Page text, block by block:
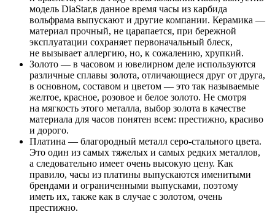
модель DiaStar,в данное время часы из карбида
вольфрама выпускают и другие компании. Керамика —
материал прочный, не царапается, при бережной
эксплуатации сохраняет первоначальный блеск,
не вызывает аллергию, но, к сожалению, хрупкий.
Золото — в часовом и ювелирном деле используются
различные сплавы золота, отличающиеся друг от друга,
в основном, составом и цветом — это так называемые
желтое, красное, розовое и белое золото. Не смотря
на мягкость этого металла, выбор золота в качестве
материала для часов понятен всем: престижно, красиво
и дорого.
Платина — благородный металл серо-стального цвета.
Это один из самых тяжелых и самых редких металлов,
а следовательно имеет очень высокую цену. Как
правило, часы из платины выпускаются именитыми
брендами и ограниченными выпусками, поэтому
иметь их, также как в случае с золотом, очень
престижно.